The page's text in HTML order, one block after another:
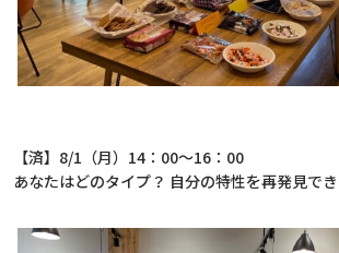
【済】8/1（月）14：00～16：00
あなたはどのタイプ？ 自分の特性を再発見でき